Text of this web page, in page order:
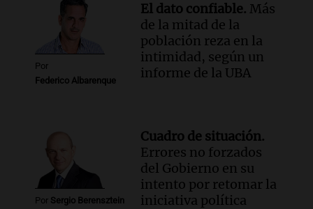
Por
Federico Albarenque
El dato confiable. Más
de la mitad de la
población reza en la
intimidad, según un
informe de la UBA
Por Sergio Berensztein
Cuadro de situación.
Errores no forzados
del Gobierno en su
intento por retomar la
iniciativa política